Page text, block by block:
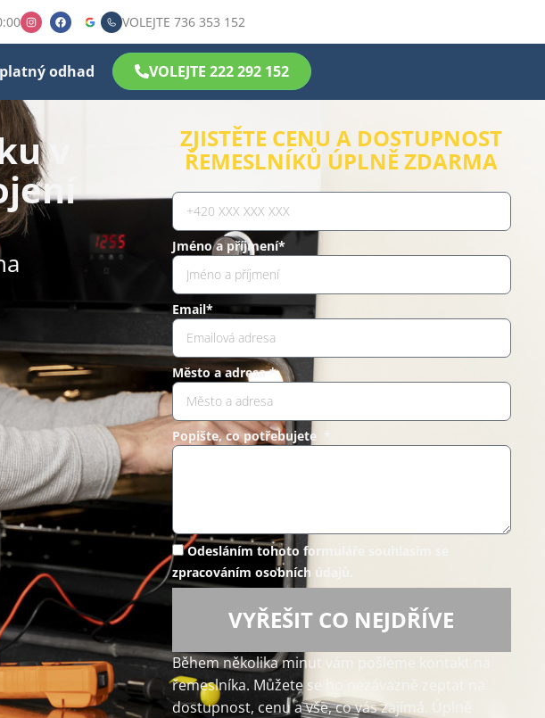
VOLEJTE 736 353 152
odhad VOLEJTE 222 292 152
v
ZJISTĚTE CENU A DOSTUPNOST
ŘEMESLNÍKŮ ÚPLNĚ ZDARMA
Jméno a příjmení*
Email*
Město a adresa *
Popište, co potřebujete *
Odesláním tohoto formuláře souhlasím se
zpracováním osobních údajů.
VYŘEŠIT CO NEJDŘÍVE
Během několika minut vám pošleme kontakt na
řemeslníka. Můžete se ho nezávazně zeptat na
dostupnost, cenu a vše, co vás zajímá. Úplně